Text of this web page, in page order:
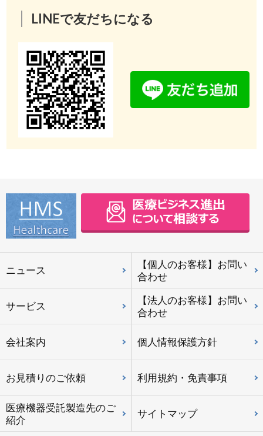
LINEで友だちになる
ニュース
サービス
会社案内
お見積りのご依頼
医療機器受託製造先のご
紹介
【個人のお客様】お問い
合わせ
【法人のお客様】お問い
合わせ
個人情報保護方針
利用規約・免責事項
サイトマップ